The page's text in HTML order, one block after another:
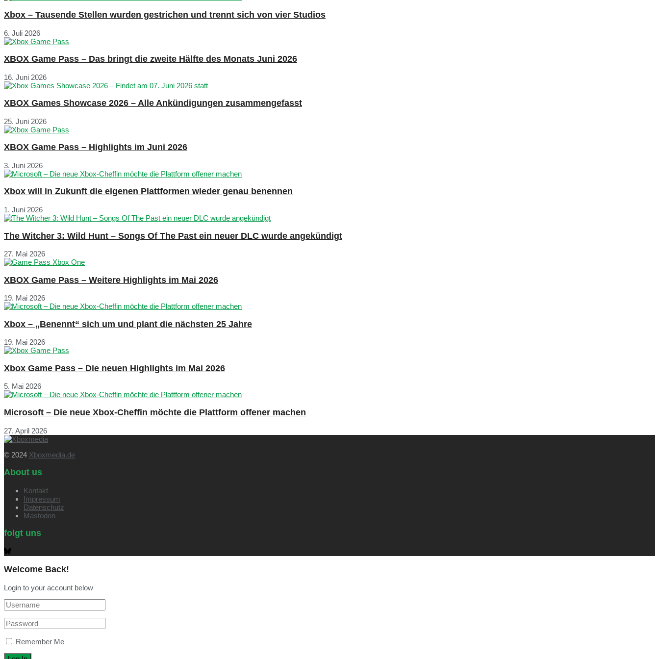
Xbox – Tausende Stellen wurden gestrichen und trennt sich von vier Studios
6. Juli 2026
XBOX Game Pass – Das bringt die zweite Hälfte des Monats Juni 2026
16. Juni 2026
XBOX Games Showcase 2026 – Alle Ankündigungen zusammengefasst
25. Juni 2026
XBOX Game Pass – Highlights im Juni 2026
3. Juni 2026
Xbox will in Zukunft die eigenen Plattformen wieder genau benennen
1. Juni 2026
The Witcher 3: Wild Hunt – Songs Of The Past ein neuer DLC wurde angekündigt
27. Mai 2026
XBOX Game Pass – Weitere Highlights im Mai 2026
19. Mai 2026
Xbox – „Benennt“ sich um und plant die nächsten 25 Jahre
19. Mai 2026
Xbox Game Pass – Die neuen Highlights im Mai 2026
5. Mai 2026
Microsoft – Die neue Xbox-Cheffin möchte die Plattform offener machen
27. April 2026
© 2024 Xboxmedia.de
About us
Kontakt
Impressum
Datenschutz
Mastodon
folgt uns
Welcome Back!
Login to your account below
Remember Me